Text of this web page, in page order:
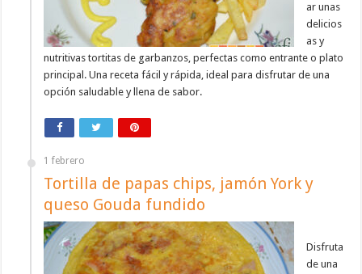
ar unas
delicios
as y
nutritivas tortitas de garbanzos, perfectas como entrante o plato
principal. Una receta fácil y rápida, ideal para disfrutar de una
opción saludable y llena de sabor.
1 febrero
Tortilla de papas chips, jamón York y
queso Gouda fundido
Disfruta
de una